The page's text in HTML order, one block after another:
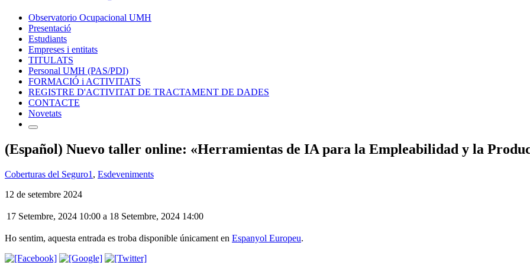
Observatorio Ocupacional UMH
Presentació
Estudiants
Empreses i entitats
TITULATS
Personal UMH (PAS/PDI)
FORMACIÓ i ACTIVITATS
REGISTRE D'ACTIVITAT DE TRACTAMENT DE DADES
CONTACTE
Novetats
(Español) Nuevo taller online: «Herramientas de IA para la Empleabilidad y la
Coberturas del Seguro1 , Esdeveniments
12 de setembre 2024
17 Setembre, 2024 10:00 a 18 Setembre, 2024 14:00
Ho sentim, aquesta entrada es troba disponible únicament en Espanyol Europeu.